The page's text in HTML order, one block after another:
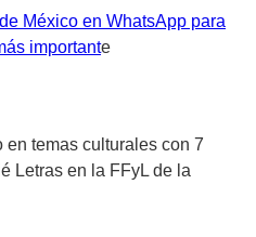
México en WhatsApp para
importante
temas culturales con 7
Letras en la FFyL de la